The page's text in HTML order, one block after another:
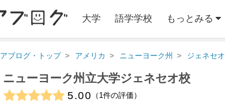
大学 語学学校 もっとみる
アブログ・トップ アメリカ ニューヨーク州 ジェネセオ
ニューヨーク州立大学ジェネセオ校
5.00 1件の評価